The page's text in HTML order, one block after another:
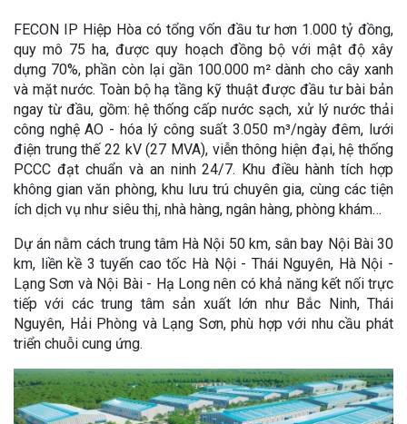
FECON IP Hiệp Hòa có tổng vốn đầu tư hơn 1.000 tỷ đồng,
quy mô 75 ha, được quy hoạch đồng bộ với mật độ xây
dựng 70%, phần còn lại gần 100.000 m² dành cho cây xanh
và mặt nước. Toàn bộ hạ tầng kỹ thuật được đầu tư bài bản
ngay từ đầu, gồm: hệ thống cấp nước sạch, xử lý nước thải
công nghệ AO - hóa lý công suất 3.050 m³/ngày đêm, lưới
điện trung thế 22 kV (27 MVA), viễn thông hiện đại, hệ thống
PCCC đạt chuẩn và an ninh 24/7. Khu điều hành tích hợp
không gian văn phòng, khu lưu trú chuyên gia, cùng các tiện
ích dịch vụ như siêu thị, nhà hàng, ngân hàng, phòng khám…
Dự án nằm cách trung tâm Hà Nội 50 km, sân bay Nội Bài 30
km, liền kề 3 tuyến cao tốc Hà Nội - Thái Nguyên, Hà Nội -
Lạng Sơn và Nội Bài - Hạ Long nên có khả năng kết nối trực
tiếp với các trung tâm sản xuất lớn như Bắc Ninh, Thái
Nguyên, Hải Phòng và Lạng Sơn, phù hợp với nhu cầu phát
triển chuỗi cung ứng.